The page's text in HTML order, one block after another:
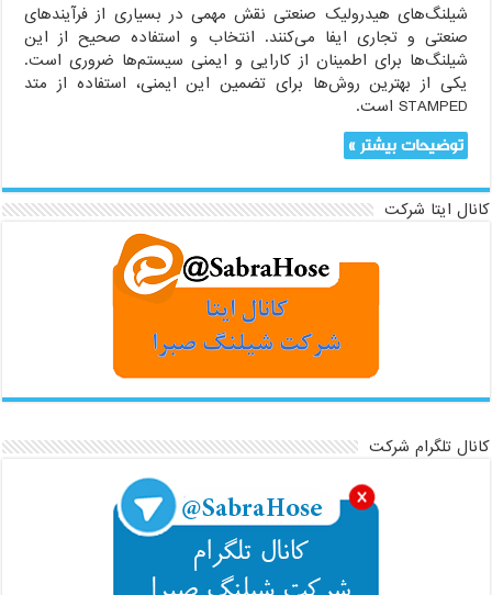
شیلنگ‌های هیدرولیک صنعتی نقش مهمی در بسیاری از فرآیندهای
صنعتی و تجاری ایفا می‌کنند. انتخاب و استفاده صحیح از این
شیلنگ‌ها برای اطمینان از کارایی و ایمنی سیستم‌ها ضروری است.
یکی از بهترین روش‌ها برای تضمین این ایمنی، استفاده از متد
STAMPED است.
توضیحات بیشتر »
کانال ایتا شرکت
کانال تلگرام شرکت